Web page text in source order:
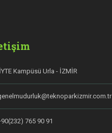
İYTE Kampüsü Urla - İZMİR
765 90 91